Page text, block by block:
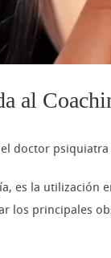
al
doctor
es la
los principales